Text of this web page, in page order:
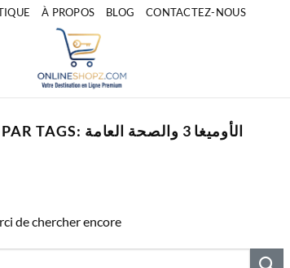
À PROPOS BLOG CONTACTEZ-NOUS
TAGS: الأوميغا 3 والصحة العامة
de chercher encore